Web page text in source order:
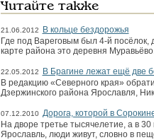
Читайте также
21.06.2012
В кольце бездорожья
Где под Вареговым был 4-й
карте района это деревня
22.05.2012
В Брагине лежат ещё две
В редакцию «Северного края»
Дзержинского района Ярославля,
07.12.2010 Дорога, которой в
На дворе третье тысячелетие, а в
Ярославль, люди живут, словно в